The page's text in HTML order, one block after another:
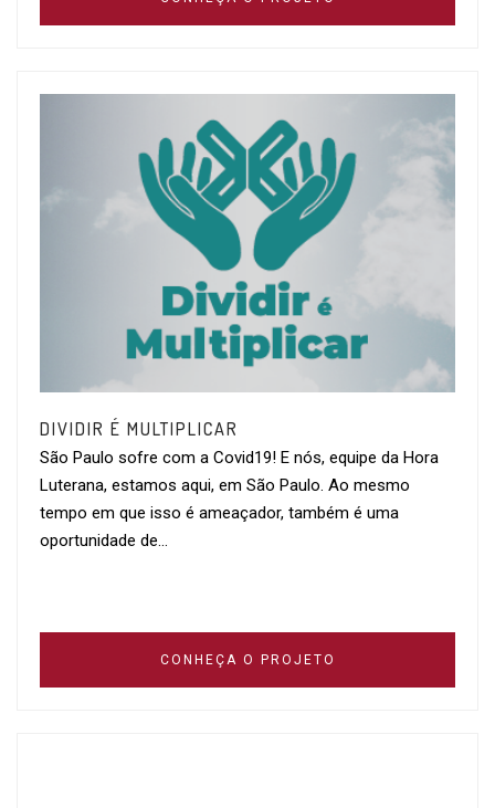
DIVIDIR É MULTIPLICAR
São Paulo sofre com a Covid19! E nós, equipe da Hora
Luterana, estamos aqui, em São Paulo. Ao mesmo
tempo em que isso é ameaçador, também é uma
oportunidade de…
CONHEÇA O PROJETO